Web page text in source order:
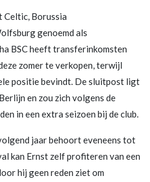
Celtic, Borussia
genoemd als
BSC heeft transferinkomsten
zomer te verkopen, terwijl
positie bevindt. De sluitpost ligt
en zou zich volgens de
in een extra seizoen bij de club.
jaar behoort eveneens tot
kan Ernst zelf profiteren van een
hij geen reden ziet om